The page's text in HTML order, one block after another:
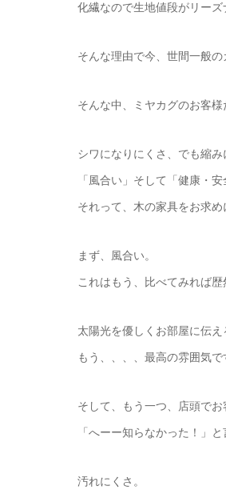
化繊なので生地値段がリーズ
そんな理由で今、世間一般の
そんな中、ミヤカグのお客
シワになりにくさ、でも縮み
「風合い」そして「健康・安
それって、木の家具をお求
まず、風合い。
これはもう、比べてみれば歴
太陽光を優しくお部屋に伝
もう、、、、最高の雰囲気で
そして、もう一つ、店頭で
「へーー知らなかった！」
汚れにくさ。